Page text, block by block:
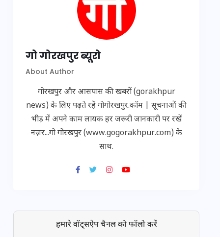
गो गोरखपुर ब्यूरो
About Author
गोरखपुर और आसपास की खबरों (gorakhpur
news) के लिए पढ़ते रहें गोगोरखपुर.कॉम | सूचनाओं की
भीड़ में अपने काम लायक हर जरूरी जानकारी पर रखें
नज़र...गो गोरखपुर (www.gogorakhpur.com) के
साथ.
हमारे वॉट्सऐप चैनल को फॉलो करें